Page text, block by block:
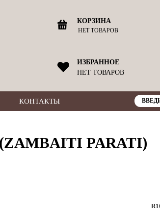
КОРЗИНА
НЕТ ТОВАРОВ
ИЗБРАННОЕ
НЕТ ТОВАРОВ
КОНТАКТЫ
PARATI)